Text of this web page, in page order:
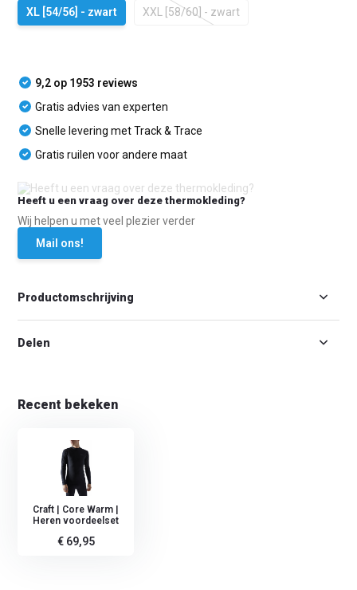
XL [54/56] - zwart XXL [58/60] - zwart
9,2 op 1953 reviews
Gratis advies van experten
Snelle levering met Track & Trace
Gratis ruilen voor andere maat
Heeft u een vraag over deze thermokleding?
Wij helpen u met veel plezier verder
Mail ons!
Productomschrijving
Delen
Recent bekeken
Craft | Core Warm |
Heren voordeelset
€ 69,95